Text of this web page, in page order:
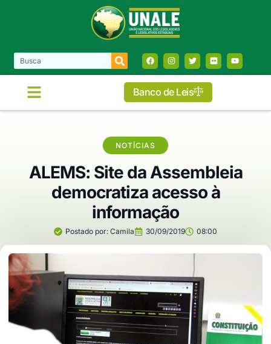
Banco de Leis
NOTÍCIAS
ALEMS: Site da Assembleia
democratiza acesso à
informação
Postado por: Camila 30/09/2019 08:00